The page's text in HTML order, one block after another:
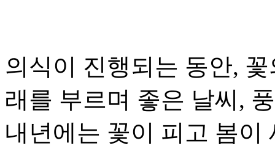
의식이 진행되는 동안,
래를 부르며 좋은 날씨,
내년에는 꽃이 피고 봄이